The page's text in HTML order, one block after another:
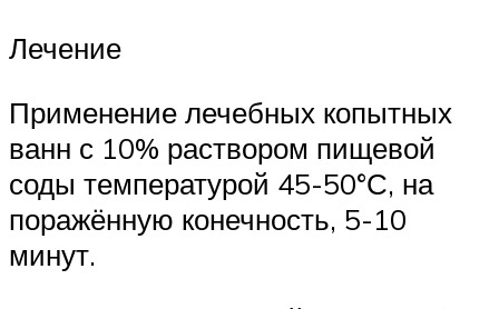
Лечение
Применение лечебных копытных
ванн с 10% раствором пищевой
соды температурой 45-50°С, на
поражённую конечность, 5-10
минут.